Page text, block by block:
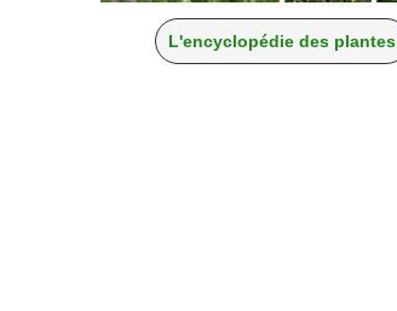
L'encyclopédie des plantes